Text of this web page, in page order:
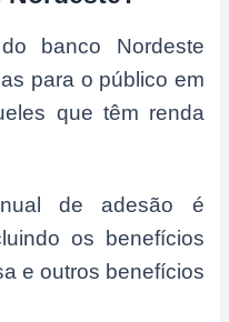
banco Nordeste
para o público em
que têm renda
de adesão é
os benefícios
e outros benefícios